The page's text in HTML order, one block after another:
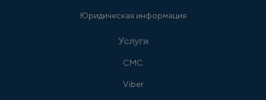
Юридическая информация
Услуги
СМС
Viber